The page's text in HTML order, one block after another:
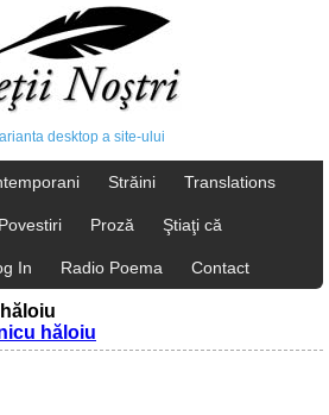
desktop a site-ului
Străini Translations
Povestiri Proză Ştiaţi că
In Radio Poema Contact
hăloiu